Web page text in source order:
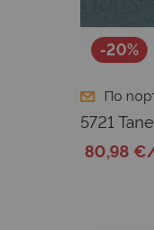
-20%
По
5721
80,98 €